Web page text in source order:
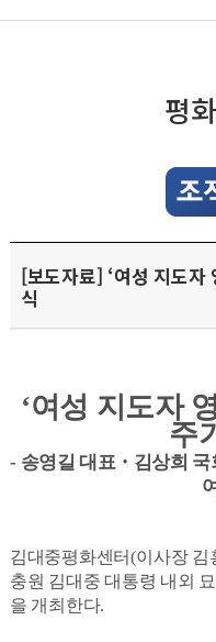
평
[보도자료] ‘여성 지도자
식
‘여성 지도자
주
- 송영길 대표・ 김상희
김대중평화센터(이사장 김
충원 김대중 대통령 내외
을 개최한다.